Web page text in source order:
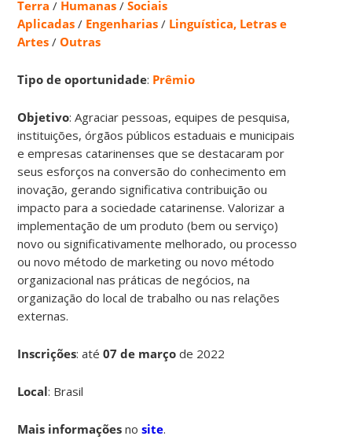
Terra / Humanas /Sociais
Aplicadas / Engenharias / Linguística, Letras e
Artes /Outras
Tipo de oportunidade: Prêmio
Objetivo: Agraciar pessoas, equipes de pesquisa,
instituições, órgãos públicos estaduais e municipais
e empresas catarinenses que se destacaram por
seus esforços na conversão do conhecimento em
inovação, gerando significativa contribuição ou
impacto para a sociedade catarinense. Valorizar a
implementação de um produto (bem ou serviço)
novo ou significativamente melhorado, ou processo
ou novo método de marketing ou novo método
organizacional nas práticas de negócios, na
organização do local de trabalho ou nas relações
externas.
Inscrições: até07 de marçode 2022
Local: Brasil
Mais informações nosite.